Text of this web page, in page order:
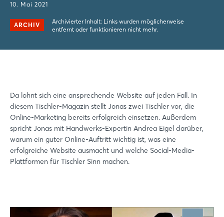
10. Mai 2021
ARCHIV
Archivierter Inhalt: Links wurden möglicherweise
entfernt oder funktionieren nicht mehr.
Da lohnt sich eine ansprechende Website auf jeden Fall. In
diesem Tischler-Magazin stellt Jonas zwei Tischler vor, die
Online-Marketing bereits erfolgreich einsetzen. Außerdem
spricht Jonas mit Handwerks-Expertin Andrea Eigel darüber,
warum ein guter Online-Auftritt wichtig ist, was eine
erfolgreiche Website ausmacht und welche Social-Media-
Plattformen für Tischler Sinn machen.